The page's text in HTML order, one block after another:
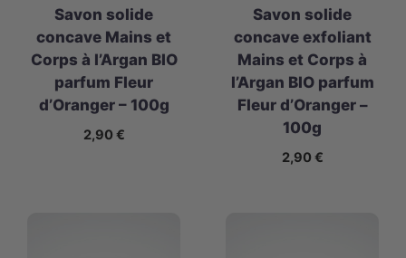
Savon solide
concave Mains et
Corps à l’Argan BIO
parfum Fleur
d’Oranger – 100g
2,90 €
Savon solide
concave exfoliant
Mains et Corps à
l’Argan BIO parfum
Fleur d’Oranger –
100g
2,90 €